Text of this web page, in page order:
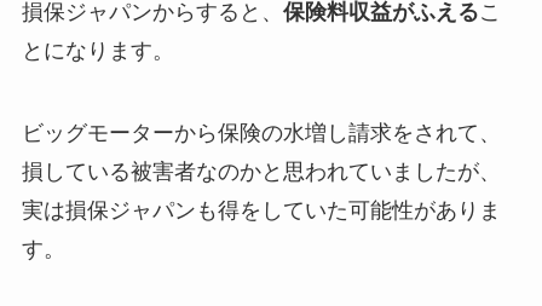
損保ジャパンからすると、 保険料収益がふえるこ
とになります。
ビッグモーターから保険の水増し請求をされて、
損している被害者なのかと思われていましたが、
実は損保ジャパンも得をしていた可能性がありま
す。